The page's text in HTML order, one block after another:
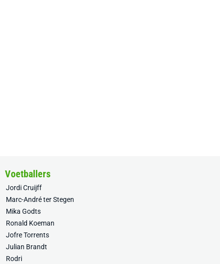
Voetballers
Jordi Cruijff
Marc-André ter Stegen
Mika Godts
Ronald Koeman
Jofre Torrents
Julian Brandt
Rodri